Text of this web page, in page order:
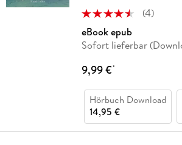
(4)
eBook epub
Sofort lieferbar
9,99 €*
Hörbuch Download
14,95 €